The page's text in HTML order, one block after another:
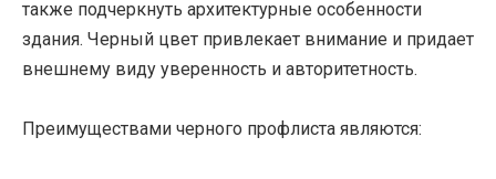
также подчеркнуть архитектурные особенности
здания. Черный цвет привлекает внимание и придает
внешнему виду уверенность и авторитетность.
Преимуществами черного профлиста являются: